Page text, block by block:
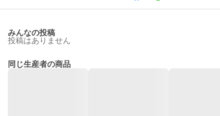
みんなの投稿
投稿はありません
同じ生産者の商品